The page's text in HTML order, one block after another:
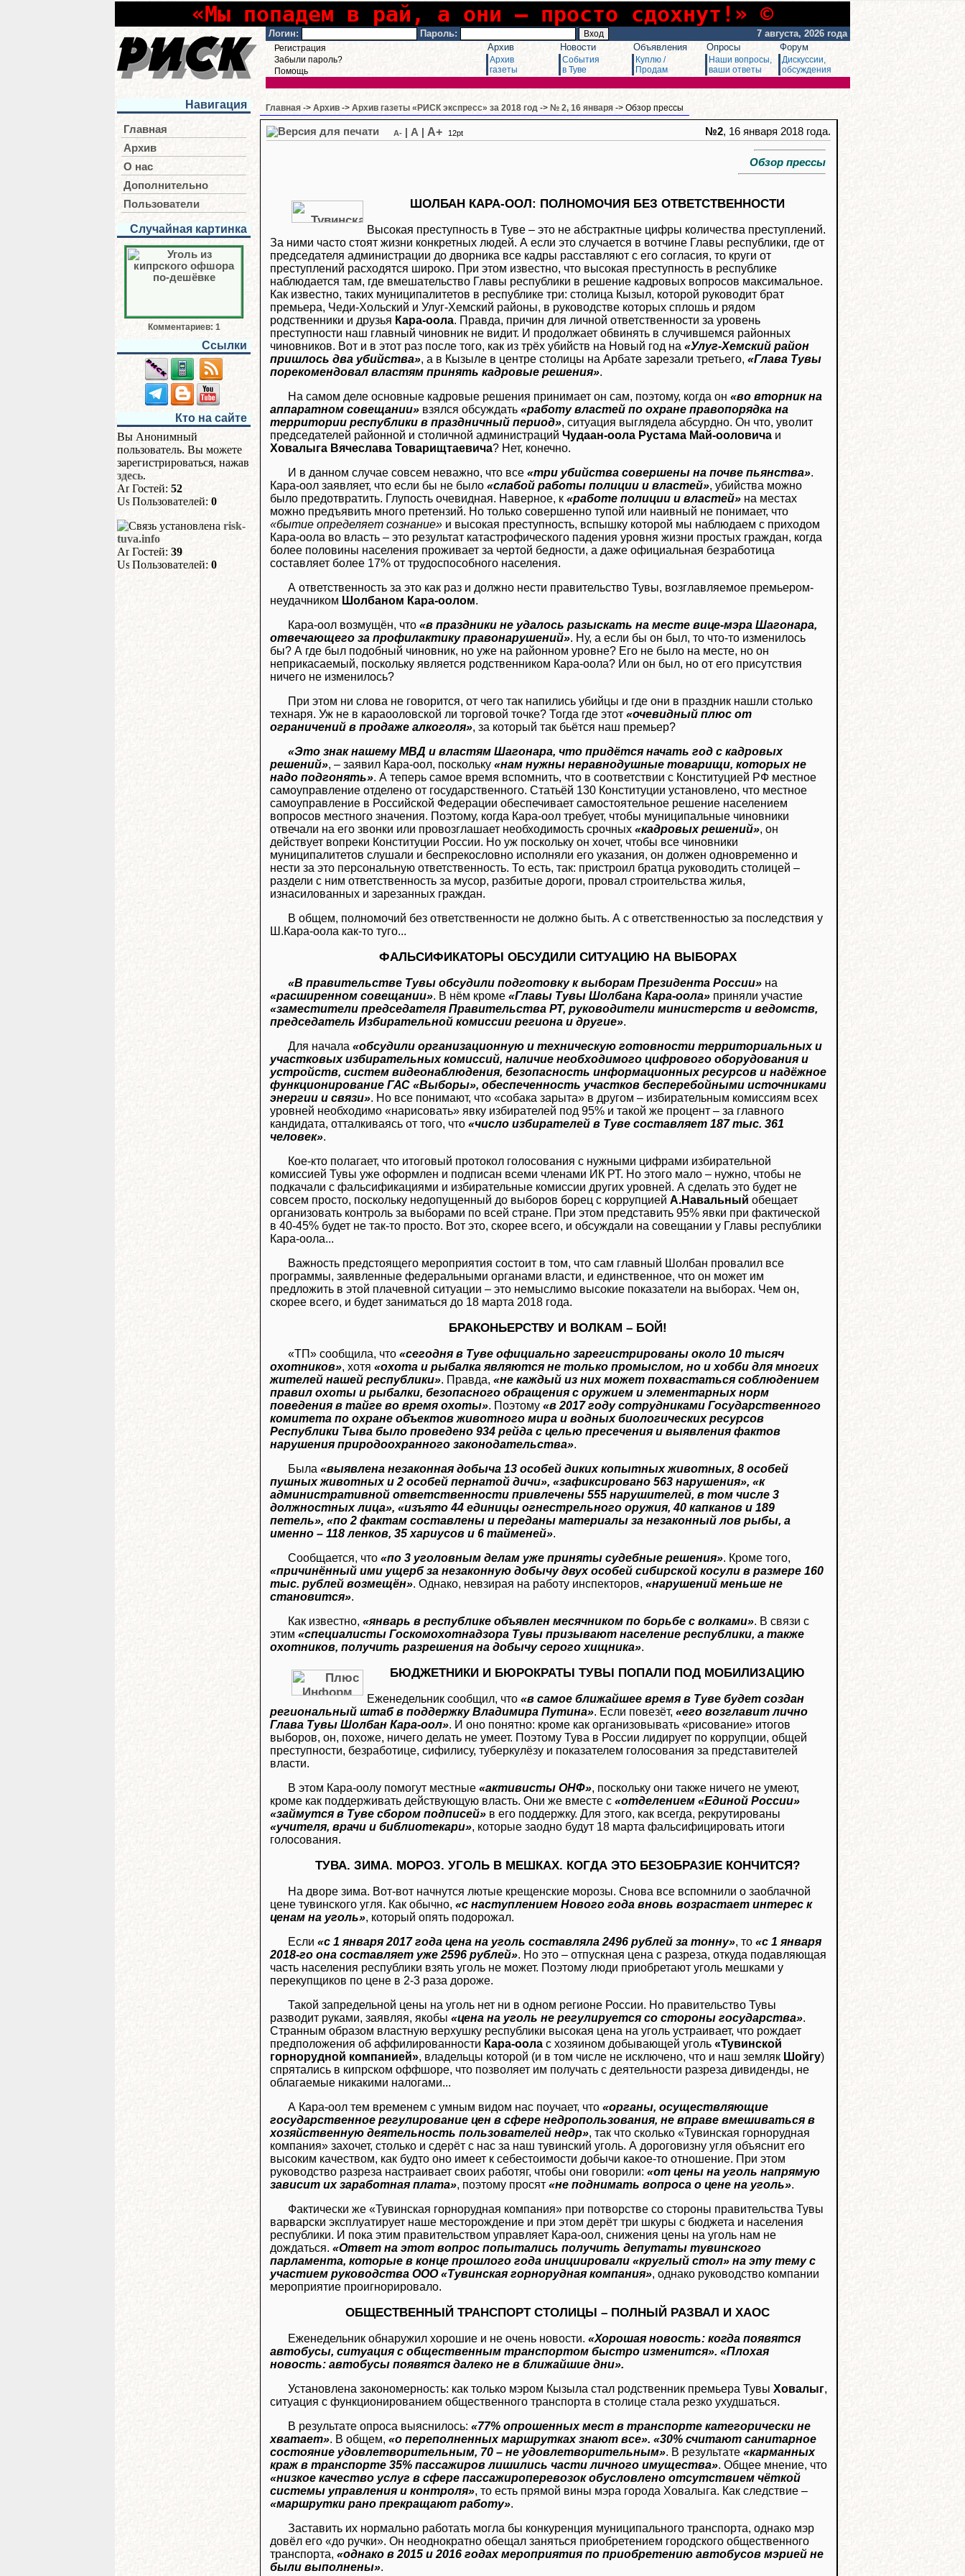
«Мы попадем в рай, а они – просто сдохнут!» ©
Логин: Пароль: 7 августа, 2026 года
Регистрация
Забыли пароль?
Помощь
Архив
Архив
газеты
Новости
События
в Туве
Объявления
Куплю /
Продам
Опросы
Наши вопросы,
ваши ответы
Форум
Дискуссии,
обсуждения
Навигация
Главная
Архив
О нас
Дополнительно
Пользователи
Случайная картинка
Комментариев: 1
Ссылки
Кто на сайте
Вы Анонимный
пользователь. Вы можете
зарегистрироваться, нажав
здесь.
Гостей: 52
Пользователей: 0
risk-
tuva.info
Гостей: 39
Пользователей: 0
Главная -> Архив -> Архив газеты «РИСК экспресс» за 2018 год -> № 2, 16 января -> Обзор прессы
A- A A+ 12pt №2, 16 января 2018 года.
Обзор прессы
ШОЛБАН КАРА-ООЛ: ПОЛНОМОЧИЯ БЕЗ ОТВЕТСТВЕННОСТИ
Высокая преступность в Туве – это не абстрактные цифры количества преступлений.
За ними часто стоят жизни конкретных людей. А если это случается в вотчине Главы республики, где от
председателя администрации до дворника все кадры расставляют с его согласия, то круги от
преступлений расходятся широко. При этом известно, что высокая преступность в республике
наблюдается там, где вмешательство Главы республики в решение кадровых вопросов максимальное.
Как известно, таких муниципалитетов в республике три: столица Кызыл, которой руководит брат
премьера, Чеди-Хольский и Улуг-Хемский районы, в руководстве которых сплошь и рядом
родственники и друзья Кара-оола. Правда, причин для личной ответственности за уровень
преступности наш главный чиновник не видит. И продолжает обвинять в случившемся районных
чиновников. Вот и в этот раз после того, как из трёх убийств на Новый год на «Улуг-Хемский район
пришлось два убийства», а в Кызыле в центре столицы на Арбате зарезали третьего, «Глава Тувы
порекомендовал властям принять кадровые решения».
На самом деле основные кадровые решения принимает он сам, поэтому, когда он «во вторник на
аппаратном совещании» взялся обсуждать «работу властей по охране правопорядка на
территории республики в праздничный период», ситуация выглядела абсурдно. Он что, уволит
председателей районной и столичной администраций Чудаан-оола Рустама Май-ооловича и
Ховалыга Вячеслава Товарищтаевича? Нет, конечно.
И в данном случае совсем неважно, что все «три убийства совершены на почве пьянства».
Кара-оол заявляет, что если бы не было «слабой работы полиции и властей», убийства можно
было предотвратить. Глупость очевидная. Наверное, к «работе полиции и властей» на местах
можно предъявить много претензий. Но только совершенно тупой или наивный не понимает, что
«бытие определяет сознание» и высокая преступность, вспышку которой мы наблюдаем с приходом
Кара-оола во власть – это результат катастрофического падения уровня жизни простых граждан, когда
более половины населения проживает за чертой бедности, а даже официальная безработица
составляет более 17% от трудоспособного населения.
А ответственность за это как раз и должно нести правительство Тувы, возглавляемое премьером-
неудачником Шолбаном Кара-оолом.
Кара-оол возмущён, что «в праздники не удалось разыскать на месте вице-мэра Шагонара,
отвечающего за профилактику правонарушений». Ну, а если бы он был, то что-то изменилось
бы? А где был подобный чиновник, но уже на районном уровне? Его не было на месте, но он
неприкасаемый, поскольку является родственником Кара-оола? Или он был, но от его присутствия
ничего не изменилось?
При этом ни слова не говорится, от чего так напились убийцы и где они в праздник нашли столько
технаря. Уж не в караооловской ли торговой точке? Тогда где этот «очевидный плюс от
ограничений в продаже алкоголя», за который так бьётся наш премьер?
«Это знак нашему МВД и властям Шагонара, что придётся начать год с кадровых
решений», – заявил Кара-оол, поскольку «нам нужны неравнодушные товарищи, которых не
надо подгонять». А теперь самое время вспомнить, что в соответствии с Конституцией РФ местное
самоуправление отделено от государственного. Статьёй 130 Конституции установлено, что местное
самоуправление в Российской Федерации обеспечивает самостоятельное решение населением
вопросов местного значения. Поэтому, когда Кара-оол требует, чтобы муниципальные чиновники
отвечали на его звонки или провозглашает необходимость срочных «кадровых решений», он
действует вопреки Конституции России. Но уж поскольку он хочет, чтобы все чиновники
муниципалитетов слушали и беспрекословно исполняли его указания, он должен одновременно и
нести за это персональную ответственность. То есть, так: пристроил братца руководить столицей –
раздели с ним ответственность за мусор, разбитые дороги, провал строительства жилья,
изнасилованных и зарезанных граждан.
В общем, полномочий без ответственности не должно быть. А с ответственностью за последствия у
Ш.Кара-оола как-то туго...
ФАЛЬСИФИКАТОРЫ ОБСУДИЛИ СИТУАЦИЮ НА ВЫБОРАХ
«В правительстве Тувы обсудили подготовку к выборам Президента России» на
«расширенном совещании». В нём кроме «Главы Тувы Шолбана Кара-оола» приняли участие
«заместители председателя Правительства РТ, руководители министерств и ведомств,
председатель Избирательной комиссии региона и другие».
Для начала «обсудили организационную и техническую готовности территориальных и
участковых избирательных комиссий, наличие необходимого цифрового оборудования и
устройств, систем видеонаблюдения, безопасность информационных ресурсов и надёжное
функционирование ГАС «Выборы», обеспеченность участков бесперебойными источниками
энергии и связи». Но все понимают, что «собака зарыта» в другом – избирательным комиссиям всех
уровней необходимо «нарисовать» явку избирателей под 95% и такой же процент – за главного
кандидата, отталкиваясь от того, что «число избирателей в Туве составляет 187 тыс. 361
человек».
Кое-кто полагает, что итоговый протокол голосования с нужными цифрами избирательной
комиссией Тувы уже оформлен и подписан всеми членами ИК РТ. Но этого мало – нужно, чтобы не
подкачали с фальсификациями и избирательные комиссии других уровней. А сделать это будет не
совсем просто, поскольку недопущенный до выборов борец с коррупцией А.Навальный обещает
организовать контроль за выборами по всей стране. При этом представить 95% явки при фактической
в 40-45% будет не так-то просто. Вот это, скорее всего, и обсуждали на совещании у Главы республики
Кара-оола...
Важность предстоящего мероприятия состоит в том, что сам главный Шолбан провалил все
программы, заявленные федеральными органами власти, и единственное, что он может им
предложить в этой плачевной ситуации – это немыслимо высокие показатели на выборах. Чем он,
скорее всего, и будет заниматься до 18 марта 2018 года.
БРАКОНЬЕРСТВУ И ВОЛКАМ – БОЙ!
«ТП» сообщила, что «сегодня в Туве официально зарегистрированы около 10 тысяч
охотников», хотя «охота и рыбалка являются не только промыслом, но и хобби для многих
жителей нашей республики». Правда, «не каждый из них может похвастаться соблюдением
правил охоты и рыбалки, безопасного обращения с оружием и элементарных норм
поведения в тайге во время охоты». Поэтому «в 2017 году сотрудниками Государственного
комитета по охране объектов животного мира и водных биологических ресурсов
Республики Тыва было проведено 934 рейда с целью пресечения и выявления фактов
нарушения природоохранного законодательства».
Была «выявлена незаконная добыча 13 особей диких копытных животных, 8 особей
пушных животных и 2 особей пернатой дичи», «зафиксировано 563 нарушения», «к
административной ответственности привлечены 555 нарушителей, в том числе 3
должностных лица», «изъято 44 единицы огнестрельного оружия, 40 капканов и 189
петель», «по 2 фактам составлены и переданы материалы за незаконный лов рыбы, а
именно – 118 ленков, 35 хариусов и 6 тайменей».
Сообщается, что «по 3 уголовным делам уже приняты судебные решения». Кроме того,
«причинённый ими ущерб за незаконную добычу двух особей сибирской косули в размере 160
тыс. рублей возмещён». Однако, невзирая на работу инспекторов, «нарушений меньше не
становится».
Как известно, «январь в республике объявлен месячником по борьбе с волками». В связи с
этим «специалисты Госкомохотнадзора Тувы призывают население республики, а также
охотников, получить разрешения на добычу серого хищника».
БЮДЖЕТНИКИ И БЮРОКРАТЫ ТУВЫ ПОПАЛИ ПОД МОБИЛИЗАЦИЮ
Еженедельник сообщил, что «в самое ближайшее время в Туве будет создан
региональный штаб в поддержку Владимира Путина». Если повезёт, «его возглавит лично
Глава Тувы Шолбан Кара-оол». И оно понятно: кроме как организовывать «рисование» итогов
выборов, он, похоже, ничего делать не умеет. Поэтому Тува в России лидирует по коррупции, общей
преступности, безработице, сифилису, туберкулёзу и показателем голосования за представителей
власти.
В этом Кара-оолу помогут местные «активисты ОНФ», поскольку они также ничего не умеют,
кроме как поддерживать действующую власть. Они же вместе с «отделением «Единой России»
«займутся в Туве сбором подписей» в его поддержку. Для этого, как всегда, рекрутированы
«учителя, врачи и библиотекари», которые заодно будут 18 марта фальсифицировать итоги
голосования.
ТУВА. ЗИМА. МОРОЗ. УГОЛЬ В МЕШКАХ. КОГДА ЭТО БЕЗОБРАЗИЕ КОНЧИТСЯ?
На дворе зима. Вот-вот начнутся лютые крещенские морозы. Снова все вспомнили о заоблачной
цене тувинского угля. Как обычно, «с наступлением Нового года вновь возрастает интерес к
ценам на уголь», который опять подорожал.
Если «с 1 января 2017 года цена на уголь составляла 2496 рублей за тонну», то «с 1 января
2018-го она составляет уже 2596 рублей». Но это – отпускная цена с разреза, откуда подавляющая
часть населения республики взять уголь не может. Поэтому люди приобретают уголь мешками у
перекупщиков по цене в 2-3 раза дороже.
Такой запредельной цены на уголь нет ни в одном регионе России. Но правительство Тувы
разводит руками, заявляя, якобы «цена на уголь не регулируется со стороны государства».
Странным образом властную верхушку республики высокая цена на уголь устраивает, что рождает
предположения об аффилированности Кара-оола с хозяином добывающей уголь «Тувинской
горнорудной компанией», владельцы которой (и в том числе не исключено, что и наш земляк Шойгу)
спрятались в кипрском оффшоре, что позволяет им получать с деятельности разреза дивиденды, не
облагаемые никакими налогами...
А Кара-оол тем временем с умным видом нас поучает, что «органы, осуществляющие
государственное регулирование цен в сфере недропользования, не вправе вмешиваться в
хозяйственную деятельность пользователей недр», так что сколько «Тувинская горнорудная
компания» захочет, столько и сдерёт с нас за наш тувинский уголь. А дороговизну угля объяснит его
высоким качеством, как будто оно имеет к себестоимости добычи какое-то отношение. При этом
руководство разреза настраивает своих работяг, чтобы они говорили: «от цены на уголь напрямую
зависит их заработная плата», поэтому просят «не поднимать вопроса о цене на уголь».
Фактически же «Тувинская горнорудная компания» при потворстве со стороны правительства Тувы
варварски эксплуатирует наше месторождение и при этом дерёт три шкуры с бюджета и населения
республики. И пока этим правительством управляет Кара-оол, снижения цены на уголь нам не
дождаться. «Ответ на этот вопрос попытались получить депутаты тувинского
парламента, которые в конце прошлого года инициировали «круглый стол» на эту тему с
участием руководства ООО «Тувинская горнорудная компания», однако руководство компании
мероприятие проигнорировало.
ОБЩЕСТВЕННЫЙ ТРАНСПОРТ СТОЛИЦЫ – ПОЛНЫЙ РАЗВАЛ И ХАОС
Еженедельник обнаружил хорошие и не очень новости. «Хорошая новость: когда появятся
автобусы, ситуация с общественным транспортом быстро изменится». «Плохая
новость: автобусы появятся далеко не в ближайшие дни».
Установлена закономерность: как только мэром Кызыла стал родственник премьера Тувы Ховалыг,
ситуация с функционированием общественного транспорта в столице стала резко ухудшаться.
В результате опроса выяснилось: «77% опрошенных мест в транспорте категорически не
хватает». В общем, «о переполненных маршрутках знают все». «30% считают санитарное
состояние удовлетворительным, 70 – не удовлетворительным». В результате «карманных
краж в транспорте 35% пассажиров лишились части личного имущества». Общее мнение, что
«низкое качество услуг в сфере пассажироперевозок обусловлено отсутствием чёткой
системы управления и контроля», то есть прямой вины мэра города Ховалыга. Как следствие –
«маршрутки рано прекращают работу».
Заставить их нормально работать могла бы конкуренция муниципального транспорта, однако мэр
довёл его «до ручки». Он неоднократно обещал заняться приобретением городского общественного
транспорта, «однако в 2015 и 2016 годах мероприятия по приобретению автобусов мэрией не
были выполнены».